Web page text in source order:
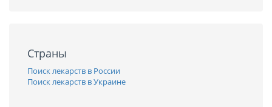
Страны
Поиск лекарств в России
Поиск лекарств в Украине